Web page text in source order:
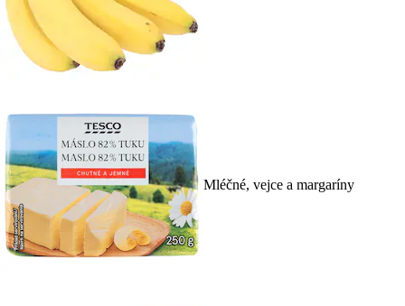
Mléčné, vejce a margaríny